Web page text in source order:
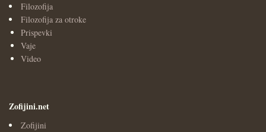
Filozofija
Filozofija za otroke
Prispevki
Vaje
Video
Zofijini.net
Zofijini